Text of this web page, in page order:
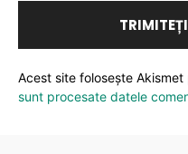
Acest site folosește
sunt procesate datele